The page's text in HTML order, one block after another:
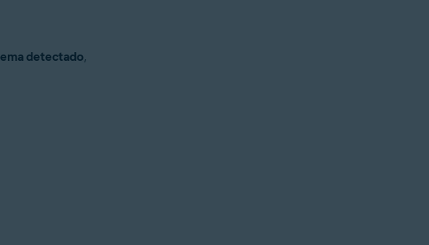
detectado,